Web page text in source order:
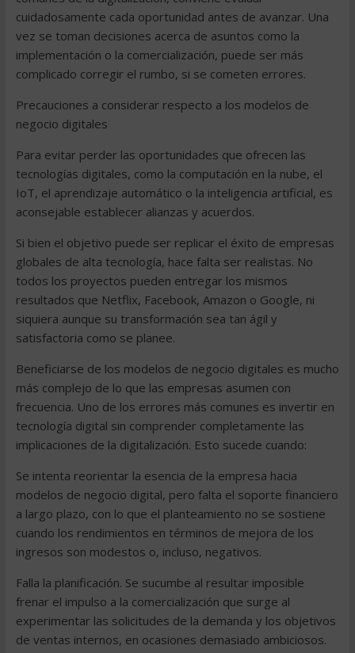
cuidadosamente cada oportunidad antes de avanzar. Una
vez se toman decisiones acerca de asuntos como la
implementación o la comercialización, puede ser más
complicado corregir el rumbo, si se cometen errores.
Precauciones a considerar respecto a los modelos de
negocio digitales
Para evitar perder las oportunidades que ofrecen las
tecnologías digitales, como la computación en la nube, el
IoT, el aprendizaje automático o la inteligencia artificial, es
aconsejable establecer alianzas y acuerdos.
Si bien el objetivo puede ser replicar el éxito de empresas
globales de alta tecnología, hace falta ser realistas. No
todos los proyectos pueden entregar los mismos
resultados que Netflix, Facebook, Amazon o Google, ni
siquiera aunque su transformación sea tan ágil y
satisfactoria como se planee.
Beneficiarse de los modelos de negocio digitales es mucho
más complejo de lo que las empresas asumen con
frecuencia. Uno de los errores más comunes es invertir en
tecnología digital sin comprender completamente las
implicaciones de la digitalización. Esto sucede cuando:
Se intenta reorientar la esencia de la empresa hacia
modelos de negocio digital, pero falta el soporte financiero
a largo plazo, con lo que el planteamiento no se sostiene
cuando los rendimientos en términos de mejora de los
ingresos son modestos o, incluso, negativos.
Falla la planificación. Se sucumbe al resultar imposible
frenar el impulso a la comercialización que surge al
experimentar las solicitudes de la demanda y los objetivos
de ventas internos, en ocasiones demasiado ambiciosos.